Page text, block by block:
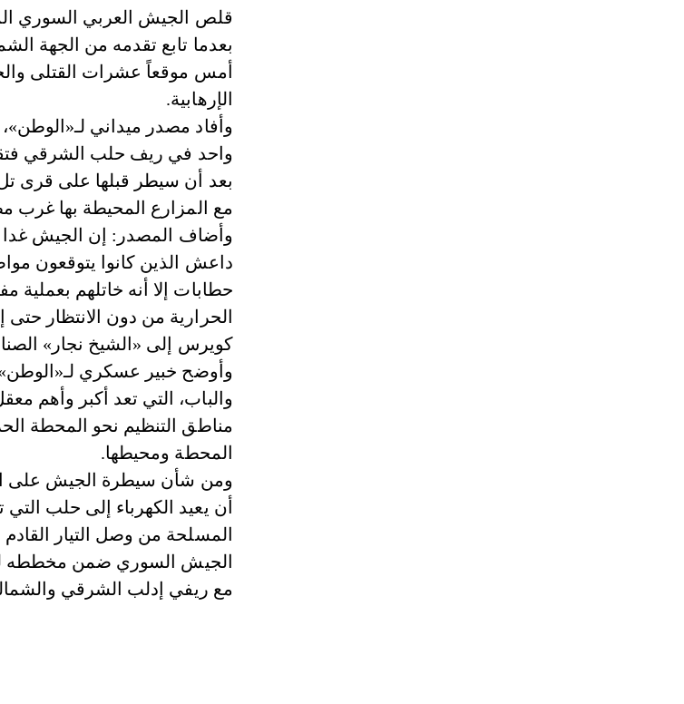
قلص الجيش العربي السوري
بعدما تابع تقدمه من الجهة
أمس موقعاً عشرات القتلى
الإرهابية.
وأفاد مصدر ميداني
واحد في ريف حلب الشرقي
بعد أن سيطر قبلها على قرى
مع المزارع المحيطة بها
وأضاف المصدر: إن الجيش
داعش الذين كانوا يتوقعون
حطابات إلا أنه خاتلهم بعملية
الحرارية من دون الانتظار
كويرس إلى «الشيخ نجار»
وأوضح خبير عسكري
والباب، التي تعد أكبر
مناطق التنظيم نحو المحطة
المحطة ومحيطها.
ومن شأن سيطرة الجيش على
أن يعيد الكهرباء إلى حلب
المسلحة من وصل التيار
الجيش السوري ضمن مخططه
مع ريفي إدلب الشرقي